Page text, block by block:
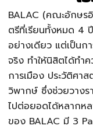
BALAC (คณะอักษร
ตรีที่เรียนทั้งหมด 4
อย่างเดียว แต่เป็นก
จริง ทำให้นิสิตได้ทำ
การเมือง ประวัติศา
วิพากษ์ ซึ่งช่วยวางร
ไปต่อยอดได้หลากห
ของ BALAC มี 3